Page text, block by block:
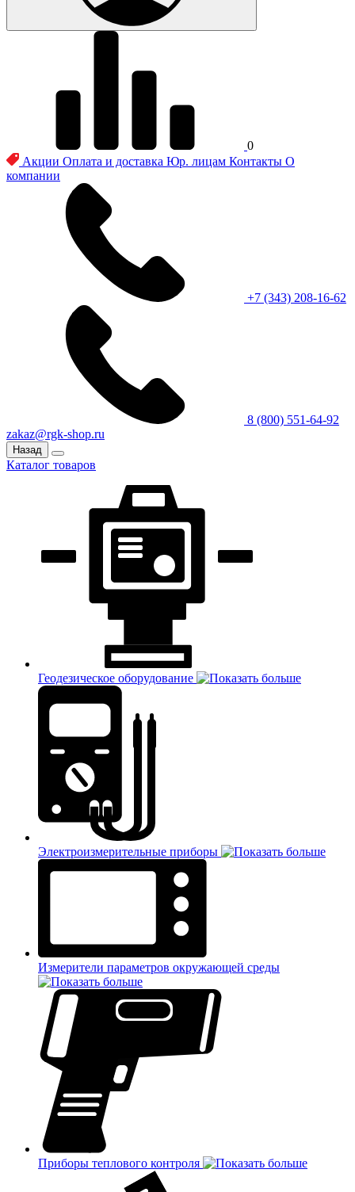
0
Акции Оплата и доставка Юр. лицам Контакты О
компании
+7 (343) 208-16-62
8 (800) 551-64-92
zakaz@rgk-shop.ru
Назад
Каталог товаров
Геодезическое оборудование
Электроизмерительные приборы
Измерители параметров окружающей среды
Приборы теплового контроля